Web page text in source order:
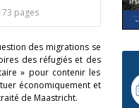
pages
des migrations se
des réfugiés et des
» pour contenir les
économiquement et
de Maastricht.